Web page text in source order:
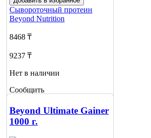
Сывороточный протеин
Beyond Nutrition
8468 ₸
9237 ₸
Нет в наличии
Сообщить
Beyond Ultimate Gainer
1000 г.